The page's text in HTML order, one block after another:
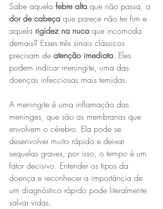
Sabe aquela febre alta que não passa, a
dor de cabeça que parece não ter fim e
aquela rigidez na nuca que incomoda
demais? Esses três sinais clássicos
precisam de atenção imediata. Eles
podem indicar meningite, uma das
doenças infecciosas mais temidas.
A meningite é uma inflamação das
meninges, que são as membranas que
envolvem o cérebro. Ela pode se
desenvolver muito rápido e deixar
sequelas graves, por isso, o tempo é um
fator decisivo. Entender os tipos da
doença e reconhecer a importância de
um diagnóstico rápido pode literalmente
salvar vidas.